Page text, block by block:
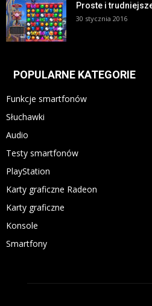
Proste i
30 stycznia 2016
POPULARNE KATEGORIE
Funkcje smartfonów
Słuchawki
Audio
Testy smartfonów
PlayStation
Karty graficzne Radeon
Karty graficzne
Konsole
Smartfony